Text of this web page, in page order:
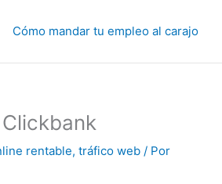
Cómo mandar tu empleo al carajo
rentable, tráfico web / Por